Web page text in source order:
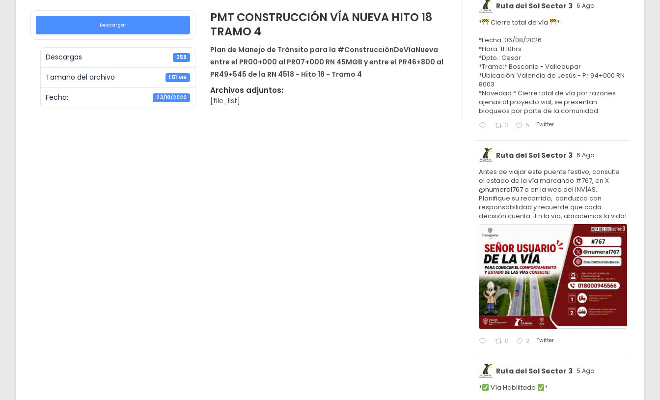
Descargar
Descargas 258
Tamaño del archivo 1.51 MB
Fecha: 23/10/2020
PMT CONSTRUCCIÓN VÍA NUEVA HITO 18
TRAMO 4
Plan de Manejo de Tránsito para la #ConstrucciónDeVíaNueva
entre el PR00+000 al PR07+000 RN 45MGB y entre el PR46+800 al
PR49+545 de la RN 4518 - Hito 18 - Tramo 4
Archivos adjuntos:
[file_list]
Ruta del Sol Sector 3 6 Ago
* Cierre total de vía
*
*Fecha: 06/08/2026.
*Hora: 11:10hrs
*Dpto.: Cesar
*Tramo:* Bosconia - Valledupar
*Ubicación: Valencia de Jesús - Pr 94+000 RN
8003
*Novedad:* Cierre total de vía por razones
ajenas al proyecto vial, se presentan
bloqueos por parte de la comunidad.
3 5 Twitter
Ruta del Sol Sector 3 6 Ago
Antes de viajar este puente festivo, consulte
el estado de la vía marcando #767, en X
@numeral767o en la web del INVÍAS.
Planifique su recorrido, conduzca con
responsabilidad y recuerde que cada
decisión cuenta. ¡En la vía, abracemos la vida!
0 2 Twitter
Ruta del Sol Sector 3 5 Ago
* Vía Habilitada
*